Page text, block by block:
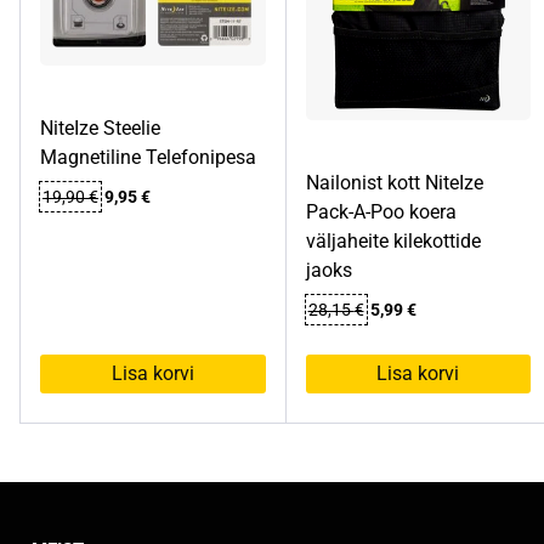
NiteIze Steelie
Magnetiline Telefonipesa
19,90€ Algne
9,95€Praegune
Lisa korvi
Nailonist kott NiteIze
Pack-A-Poo koera
väljaheite kilekottide
jaoks
28,15€ Algne
oli:
28,15 €.
5,99€Praegune
on:
5,99 €.
Lisa korvi